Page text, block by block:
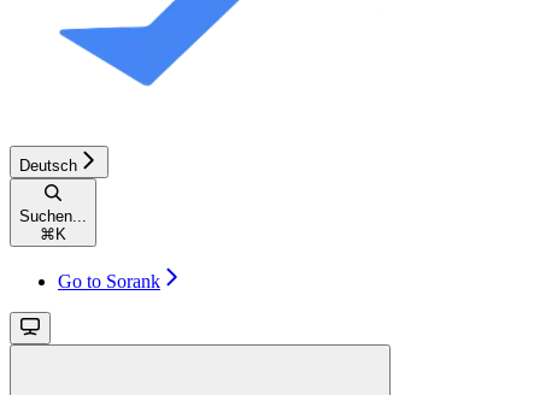
Deutsch
Suchen...
⌘ K
Go to Sorank